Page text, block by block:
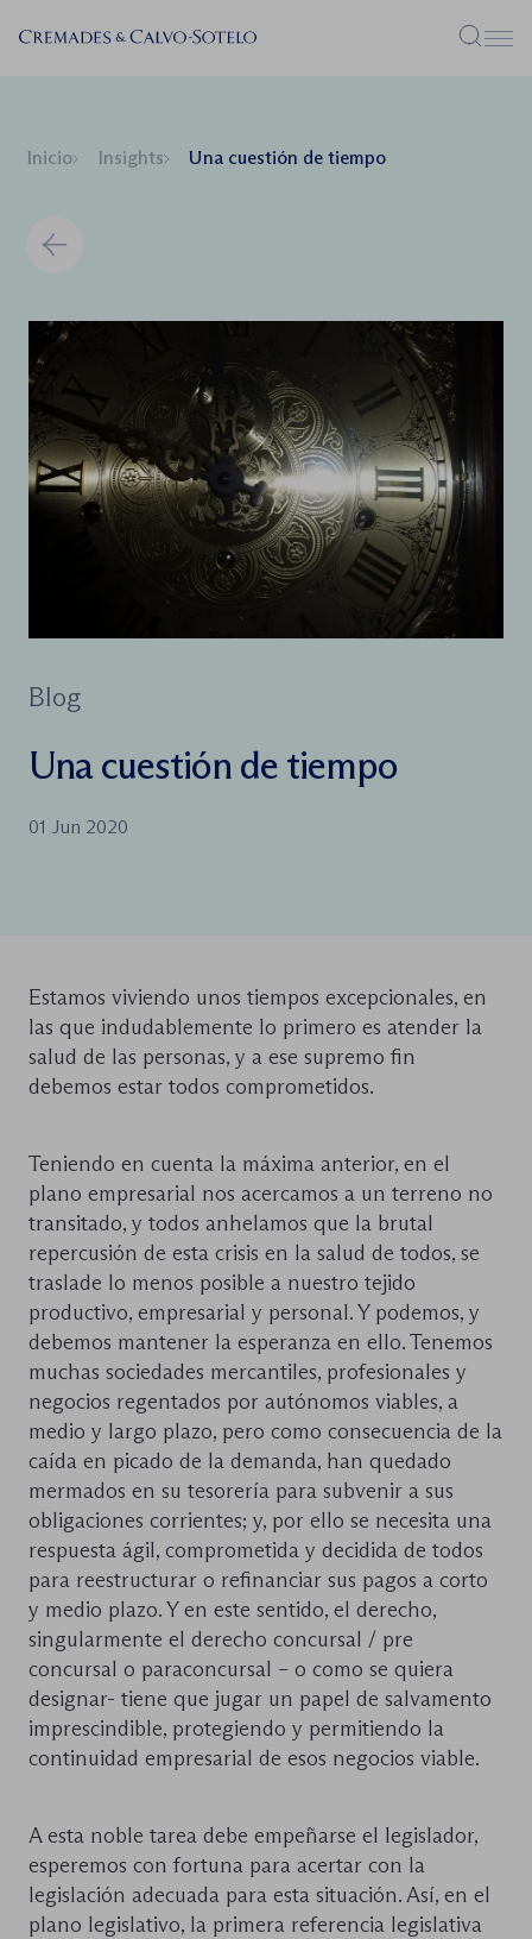
Menú
Inicio Insights Una cuestión de tiempo
Blog
Una cuestión de tiempo
01 Jun 2020
Estamos viviendo unos tiempos excepcionales, en
las que indudablemente lo primero es atender la
salud de las personas, y a ese supremo fin
debemos estar todos comprometidos.
Teniendo en cuenta la máxima anterior, en el
plano empresarial nos acercamos a un terreno no
transitado, y todos anhelamos que la brutal
repercusión de esta crisis en la salud de todos, se
traslade lo menos posible a nuestro tejido
productivo, empresarial y personal. Y podemos, y
debemos mantener la esperanza en ello. Tenemos
muchas sociedades mercantiles, profesionales y
negocios regentados por autónomos viables, a
medio y largo plazo, pero como consecuencia de la
caída en picado de la demanda, han quedado
mermados en su tesorería para subvenir a sus
obligaciones corrientes; y, por ello se necesita una
respuesta ágil, comprometida y decidida de todos
para reestructurar o refinanciar sus pagos a corto
y medio plazo. Y en este sentido, el derecho,
singularmente el derecho concursal / pre
concursal o paraconcursal – o como se quiera
designar- tiene que jugar un papel de salvamento
imprescindible, protegiendo y permitiendo la
continuidad empresarial de esos negocios viable.
A esta noble tarea debe empeñarse el legislador,
esperemos con fortuna para acertar con la
legislación adecuada para esta situación. Así, en el
plano legislativo, la primera referencia legislativa